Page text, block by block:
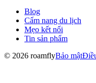
Blog
Cẩm nang du lịch
Mẹo kết nối
Tin sản phẩm
© 2026 roamflyBảo mật